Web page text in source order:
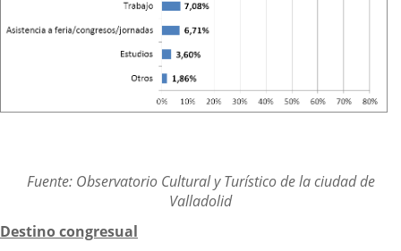
Fuente: Observatorio Cultural y Turístico de la ciudad de
Valladolid
Destino congresual